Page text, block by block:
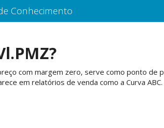
Conhecimento
com margem zero, serve como ponto de
em relatórios de venda como a Curva ABC.